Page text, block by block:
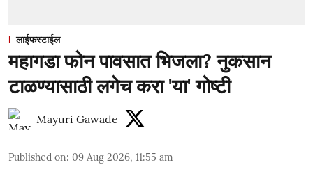
लाईफस्टाईल
महागडा फोन पावसात भिजला? नुकसान
टाळण्यासाठी लगेच करा 'या' गोष्टी
Mayuri Gawade
Published on: 09 Aug 2026, 11:55 am